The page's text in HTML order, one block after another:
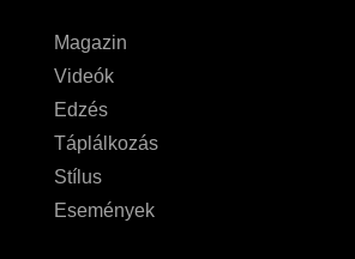
Magazin
Videók
Edzés
Táplálkozás
Stílus
Események